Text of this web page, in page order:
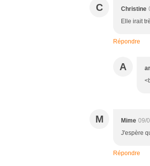
C Christine
Elle irait
Répondre
A
M Mime 09/
J'espère
Répondre